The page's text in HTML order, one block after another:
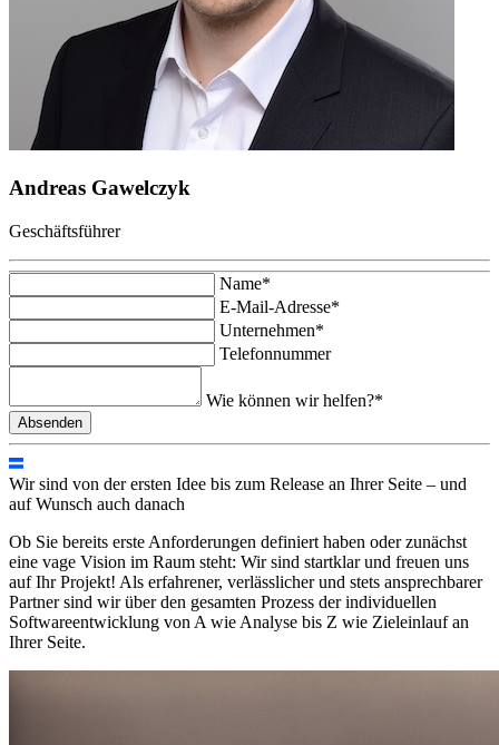
Andreas Gawelczyk
Geschäftsführer
Name*
E-Mail-Adresse*
Unternehmen*
Telefonnummer
Wie können wir helfen?*
Wir sind von der ersten Idee bis zum Release an Ihrer Seite – und
auf Wunsch auch danach
Ob Sie bereits erste Anforderungen definiert haben oder zunächst
eine vage Vision im Raum steht: Wir sind startklar und freuen uns
auf Ihr Projekt! Als erfahrener, verlässlicher und stets ansprechbarer
Partner sind wir über den gesamten Prozess der individuellen
Softwareentwicklung von A wie Analyse bis Z wie Zieleinlauf an
Ihrer Seite.